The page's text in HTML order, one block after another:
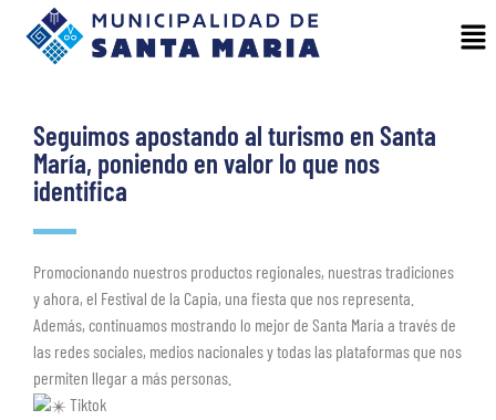
Seguimos apostando al turismo en Santa
María, poniendo en valor lo que nos
identifica
Promocionando nuestros productos regionales, nuestras tradiciones
y ahora, el Festival de la Capia, una fiesta que nos representa.
Además, continuamos mostrando lo mejor de Santa María a través de
las redes sociales, medios nacionales y todas las plataformas que nos
permiten llegar a más personas.
Tiktok